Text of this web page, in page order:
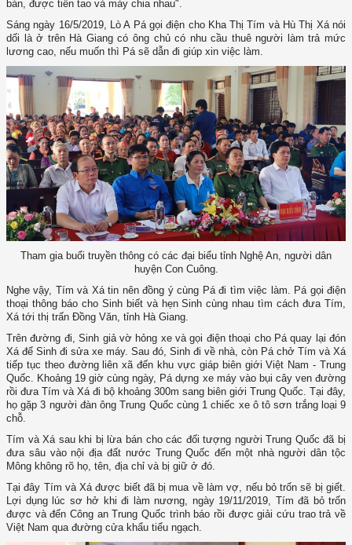
bán, được tiền tao và mày chia nhau".
Sáng ngày 16/5/2019, Lò A Pá gọi điện cho Kha Thị Tím và Hù Thị Xá nói
dối là ở trên Hà Giang có ông chủ có nhu cầu thuê người làm trả mức
lương cao, nếu muốn thì Pá sẽ dẫn đi giúp xin việc làm.
Tham gia buổi truyền thông có các đại biểu tỉnh Nghệ An, người dân
huyện Con Cuông.
Nghe vậy, Tím và Xá tin nên đồng ý cùng Pá đi tìm việc làm. Pá gọi điện
thoại thông báo cho Sinh biết và hẹn Sinh cùng nhau tìm cách đưa Tím,
Xá tới thị trấn Đồng Văn, tỉnh Hà Giang.
Trên đường đi, Sinh giả vờ hỏng xe và gọi điện thoại cho Pá quay lại đón
Xá để Sinh đi sửa xe máy. Sau đó, Sinh đi về nhà, còn Pá chở Tím và Xá
tiếp tục theo đường liên xã đến khu vực giáp biên giới Việt Nam - Trung
Quốc. Khoảng 19 giờ cùng ngày, Pá dựng xe máy vào bụi cây ven đường
rồi đưa Tím và Xá đi bộ khoảng 300m sang biên giới Trung Quốc. Tại đây,
họ gặp 3 người đàn ông Trung Quốc cùng 1 chiếc xe ô tô sơn trắng loại 9
chỗ.
Tím và Xá sau khi bị lừa bán cho các đối tượng người Trung Quốc đã bị
đưa sâu vào nội địa đất nước Trung Quốc đến một nhà người dân tộc
Mông không rõ họ, tên, địa chỉ và bị giữ ở đó.
Tại đây Tím và Xá được biết đã bị mua về làm vợ, nếu bỏ trốn sẽ bị giết.
Lợi dụng lúc sơ hở khi đi làm nương, ngày 19/11/2019, Tím đã bỏ trốn
được và đến Công an Trung Quốc trình báo rồi được giải cứu trao trả về
Việt Nam qua đường cửa khẩu tiểu ngạch.